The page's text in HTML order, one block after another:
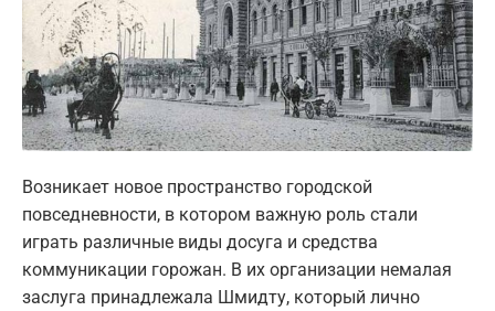
Возникает новое пространство городской
повседневности, в котором важную роль стали
играть различные виды досуга и средства
коммуникации горожан. В их организации немалая
заслуга принадлежала Шмидту, который лично